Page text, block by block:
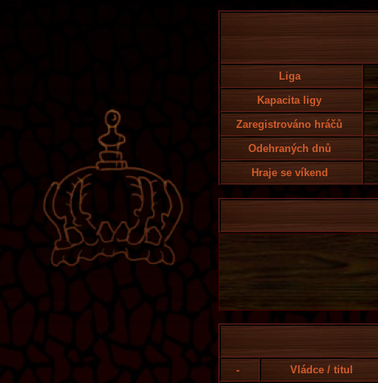
Liga
Kapacita ligy
Zaregistrováno hráčů
Odehraných dnů
Hraje se víkend
- Vládce / titul